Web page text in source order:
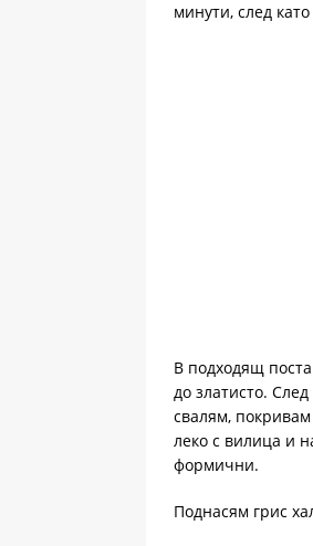
минути, след
В подходящ
до златисто.
свалям,
леко с вилица и
формични.
Поднасям грис